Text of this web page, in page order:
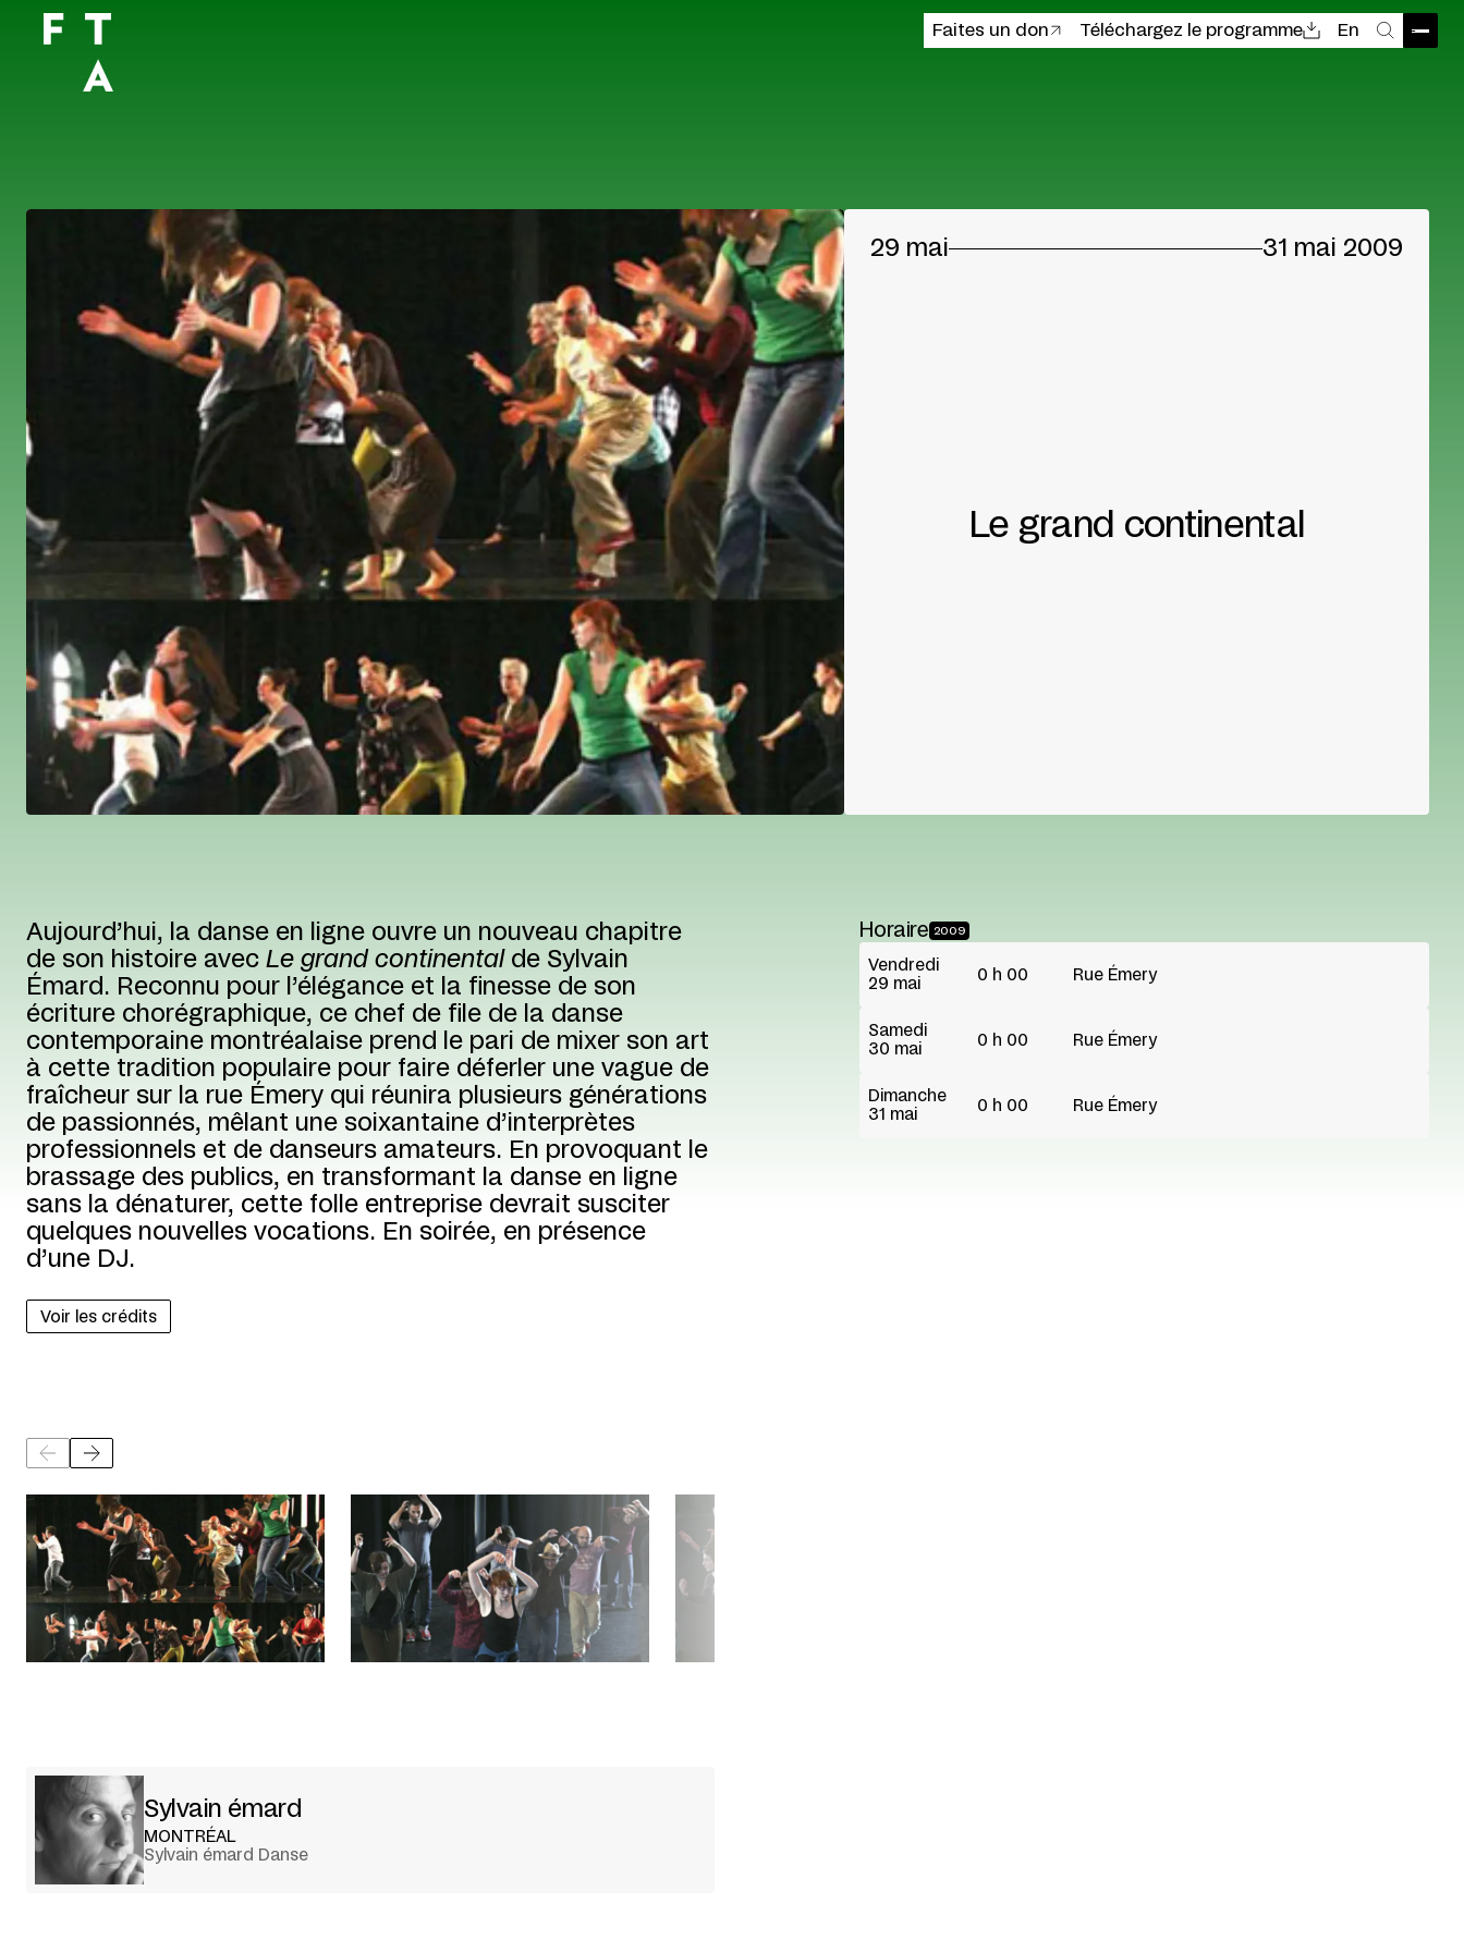
Faites un don Téléchargez le programme En
29 mai 31 mai 2009
Le grand continental
Aujourd’hui, la danse en ligne ouvre un nouveau chapitre
de son histoire avec Le grand continentalde Sylvain
Émard. Reconnu pour l’élégance et la finesse de son
écriture chorégraphique, ce chef de file de la danse
contemporaine montréalaise prend le pari de mixer son art
à cette tradition populaire pour faire déferler une vague de
fraîcheur sur la rue Émery qui réunira plusieurs générations
de passionnés, mêlant une soixantaine d’interprètes
professionnels et de danseurs amateurs. En provoquant le
brassage des publics, en transformant la danse en ligne
sans la dénaturer, cette folle entreprise devrait susciter
quelques nouvelles vocations. En soirée, en présence
d’une DJ.
Voir les crédits
Sylvain émard
MONTRÉAL
Sylvain émard Danse
Horaire 2009
Vendredi
29 mai
0 h 00 Rue Émery
Samedi
30 mai
0 h 00 Rue Émery
Dimanche
31 mai
0 h 00 Rue Émery